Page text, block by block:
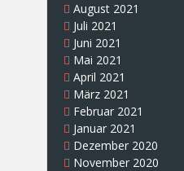
August 2021
Juli 2021
Juni 2021
Mai 2021
April 2021
März 2021
Februar 2021
Januar 2021
Dezember 2020
November 2020